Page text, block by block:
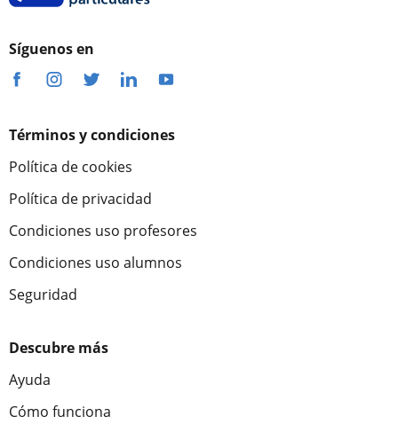
Síguenos en
Términos y condiciones
Política de cookies
Política de privacidad
Condiciones uso profesores
Condiciones uso alumnos
Seguridad
Descubre más
Ayuda
Cómo funciona